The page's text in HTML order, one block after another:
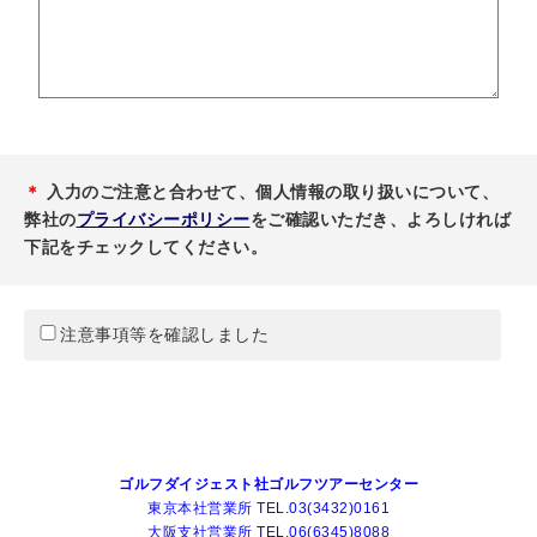
＊
入力のご注意と合わせて、個人情報の取り扱いについて、
弊社のプライバシーポリシーをご確認いただき、よろしければ
下記をチェックしてください。
注意事項等を確認しました
ゴルフダイジェスト社ゴルフツアーセンター
東京本社営業所 TEL.03(3432)0161
大阪支社営業所 TEL.06(6345)8088